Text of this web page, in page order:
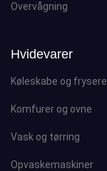
Overvågning
Hvidevarer
Køleskabe og frysere
Komfurer og ovne
Vask og tørring
Opvaskemaskiner